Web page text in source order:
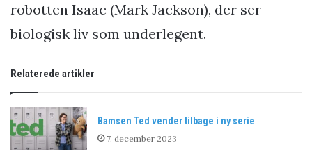
robotten Isaac (Mark Jackson), der ser
biologisk liv som underlegent.
Relaterede artikler
Bamsen Ted vender tilbage i ny serie
7. december 2023